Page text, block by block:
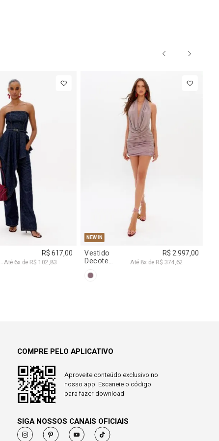
38 40
R$ 617,00
Até6x deR$ 102,83
NEW IN
PP
Vestido
Decote
Brilhos
R$ 2.997,00
Até 8x deR$ 374,62
COMPRE PELO APLICATIVO
Aproveite conteúdo exclusivo no
nosso app. Escaneie o código
para fazer download
SIGA NOSSOS CANAIS OFICIAIS